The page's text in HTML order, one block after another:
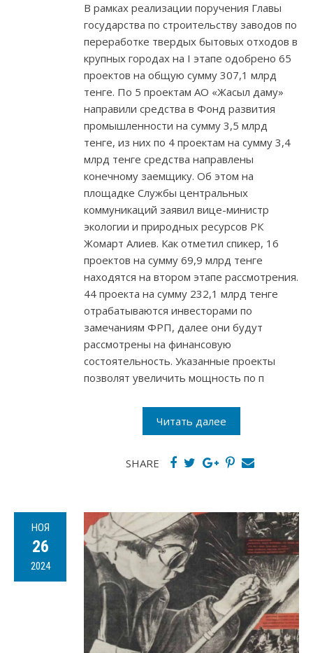
В рамках реализации поручения Главы
государства по строительству заводов по
переработке твердых бытовых отходов в
крупных городах на I этапе одобрено 65
проектов на общую сумму 307,1 млрд
тенге. По 5 проектам АО «Жасыл даму»
направили средства в Фонд развития
промышленности на сумму 3,5 млрд
тенге, из них по 4 проектам на сумму 3,4
млрд тенге средства направлены
конечному заемщику. Об этом на
площадке Службы центральных
коммуникаций заявил вице-министр
экологии и природных ресурсов РК
Жомарт Алиев. Как отметил спикер, 16
проектов на сумму 69,9 млрд тенге
находятся на втором этапе рассмотрения.
44 проекта на сумму 232,1 млрд тенге
отрабатываются инвесторами по
замечаниям ФРП, далее они будут
рассмотрены на финансовую
состоятельность. Указанные проекты
позволят увеличить мощность по п
Читать далее
SHARE
НОЯ
26
2024